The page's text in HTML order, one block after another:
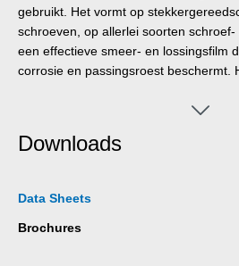
gebruikt. Het vormt op
schroeven, op allerlei soorten
een effectieve smeer- en lossingsfilm
corrosie en passingsroest beschermt.
geleidingen, op remnokken en
aansluitingen, op wielbouten of -
Downloads
Data Sheets
Brochures